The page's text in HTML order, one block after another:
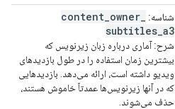
شناسه: content owner
subtitles a3
شرح:آماری درباره زبان زیرنویس که
بیشترین زمان استفاده را در طول بازدیدهای
ویدیو داشته است، ارائه می‌دهد. بازدیدهایی
که در آنها زیرنویس‌ها عمدتاً خاموش هستند،
حذف می‌شوند.